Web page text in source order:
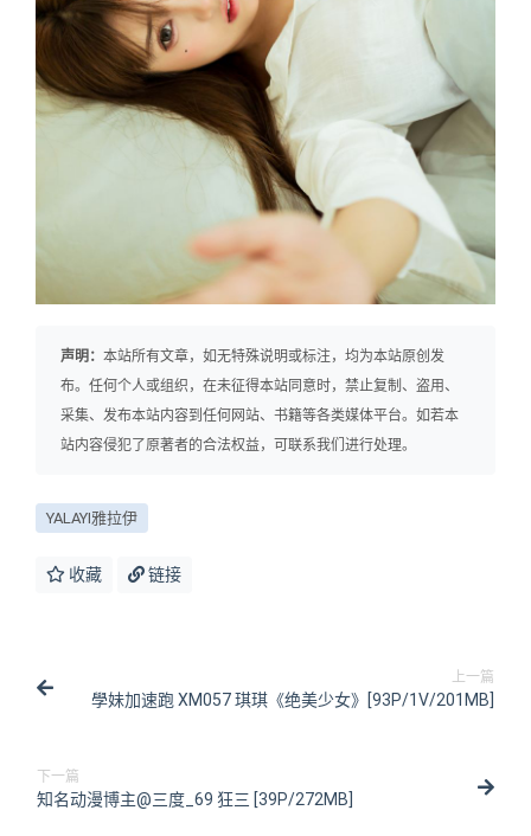
声明： 本站所有文章，如无特殊说明或标注，均为本站原创发
布。任何个人或组织，在未征得本站同意时，禁止复制、盗用、
采集、发布本站内容到任何网站、书籍等各类媒体平台。如若本
站内容侵犯了原著者的合法权益，可联系我们进行处理。
YALAYI雅拉伊
收藏 链接
上一篇
學妹加速跑 XM057 琪琪《绝美少女》[93P/1V/201MB]
下一篇
知名动漫博主@三度_69 狂三 [39P/272MB]